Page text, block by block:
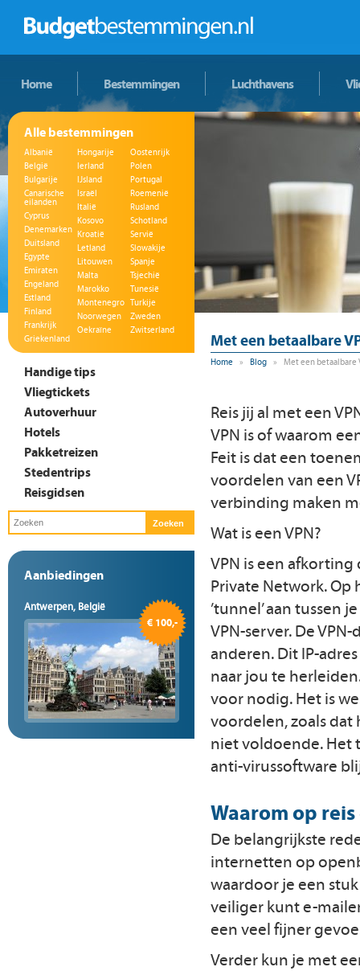
Home Bestemmingen Luchthavens
Alle bestemmingen
Albanië
België
Bulgarije
Canarische
eilanden
Cyprus
Denemarken
Duitsland
Egypte
Emiraten
Engeland
Estland
Finland
Frankrijk
Griekenland
Hongarije
Ierland
IJsland
Israël
Italië
Kosovo
Kroatië
Letland
Litouwen
Malta
Marokko
Montenegro
Noorwegen
Oekraïne
Oostenrijk
Polen
Portugal
Roemenië
Rusland
Schotland
Servië
Slowakije
Spanje
Tsjechië
Tunesië
Turkije
Zweden
Zwitserland
Handige tips
Vliegtickets
Autoverhuur
Hotels
Pakketreizen
Stedentrips
Reisgidsen
Aanbiedingen
Antwerpen, België
€ 100,-
Met een betaalbare
Home » Blog » Met een betaalbare
Reis jij al met een
VPN is of waarom
Feit is dat een
voordelen van een
verbinding maken
Wat is een VPN?
VPN is een
Private Network.
’tunnel’ aan tussen
VPN-server. De
anderen. Dit IP-
naar jou te
voor nodig. Het is
voordelen, zoals dat
niet voldoende. Het
anti-virussoftware
Waarom op
De belangrijkste
internetten op
waardoor je een
veiliger kunt e-
een veel fijner
Verder kun je met